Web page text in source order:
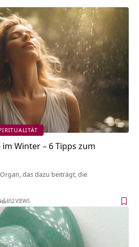
Winter – 6 Tipps zum
das dazu beiträgt, die
652 VIEWS